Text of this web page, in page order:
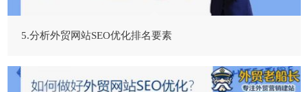
5.分析外贸网站SEO优化排名要素